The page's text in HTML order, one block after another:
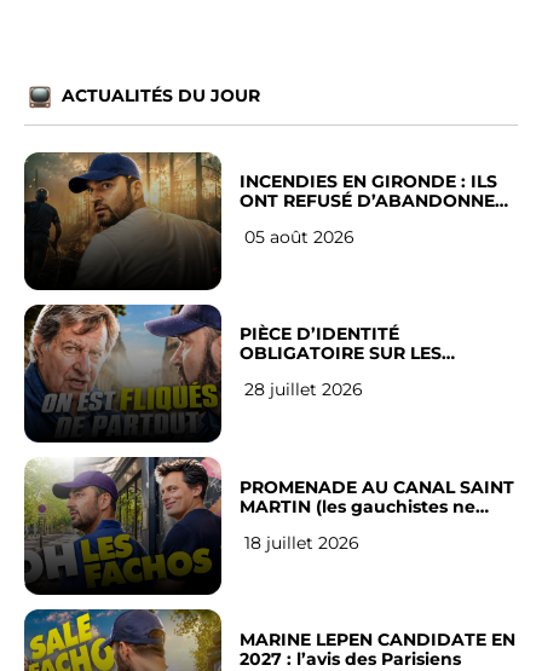
ACTUALITÉS DU JOUR
INCENDIES EN GIRONDE : ILS
ONT REFUSÉ D’ABANDONNER
05 août 2026
PIÈCE D’IDENTITÉ
OBLIGATOIRE SUR LES
Français
28 juillet 2026
PROMENADE AU CANAL SAINT
MARTIN (les gauchistes ne
18 juillet 2026
MARINE LEPEN CANDIDATE EN
2027 : l’avis des Parisiens